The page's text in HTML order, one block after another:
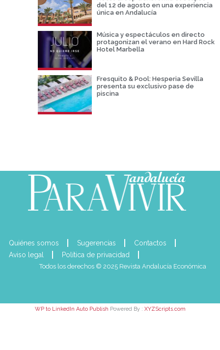
del 12 de agosto en una experiencia
única en Andalucía
Música y espectáculos en directo
protagonizan el verano en Hard Rock
Hotel Marbella
Fresquito & Pool: Hesperia Sevilla
presenta su exclusivo pase de
piscina
Quiénes somos Sugerencias
Contactos
Aviso legal
Política de privacidad
Todos los derechos © 2025 Revista Andalucía Económica
WP to LinkedIn Auto Publish Powered By : XYZScripts.com